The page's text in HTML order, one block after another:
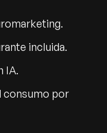
incluida.
IA.
consumo por